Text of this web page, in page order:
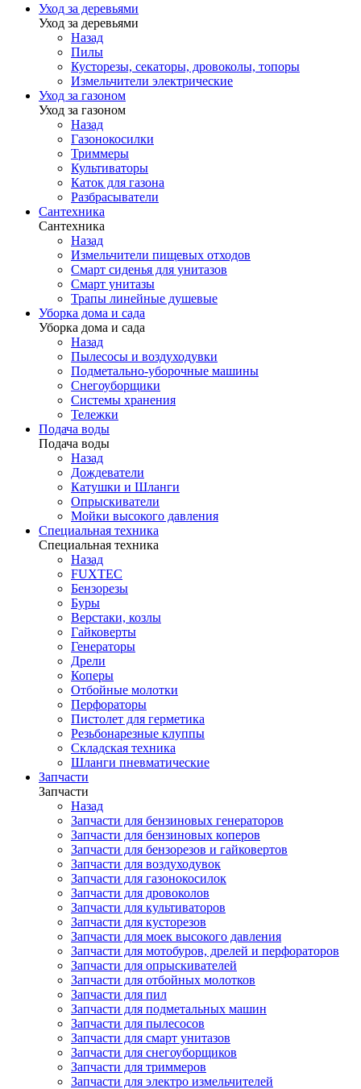
Уход за деревьями
Уход за деревьями
Назад
Пилы
Кусторезы, секаторы, дровоколы, топоры
Измельчители электрические
Уход за газоном
Уход за газоном
Назад
Газонокосилки
Триммеры
Культиваторы
Каток для газона
Разбрасыватели
Сантехника
Сантехника
Назад
Измельчители пищевых отходов
Смарт сиденья для унитазов
Смарт унитазы
Трапы линейные душевые
Уборка дома и сада
Уборка дома и сада
Назад
Пылесосы и воздуходувки
Подметально-уборочные машины
Снегоуборщики
Системы хранения
Тележки
Подача воды
Подача воды
Назад
Дождеватели
Катушки и Шланги
Опрыскиватели
Мойки высокого давления
Специальная техника
Специальная техника
Назад
FUXTEC
Бензорезы
Буры
Верстаки, козлы
Гайковерты
Генераторы
Дрели
Коперы
Отбойные молотки
Перфораторы
Пистолет для герметика
Резьбонарезные клуппы
Складская техника
Шланги пневматические
Запчасти
Запчасти
Назад
Запчасти для бензиновых генераторов
Запчасти для бензиновых коперов
Запчасти для бензорезов и гайковертов
Запчасти для воздуходувок
Запчасти для газонокосилок
Запчасти для дровоколов
Запчасти для культиваторов
Запчасти для кусторезов
Запчасти для моек высокого давления
Запчасти для мотобуров, дрелей и перфораторов
Запчасти для опрыскивателей
Запчасти для отбойных молотков
Запчасти для пил
Запчасти для подметальных машин
Запчасти для пылесосов
Запчасти для смарт унитазов
Запчасти для снегоуборщиков
Запчасти для триммеров
Запчасти для электро измельчителей